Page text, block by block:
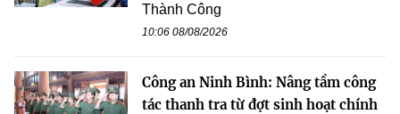
Thành Công
10:06 08/08/2026
Công an Ninh Bình: Nâng tầm công
tác thanh tra từ đợt sinh hoạt chính